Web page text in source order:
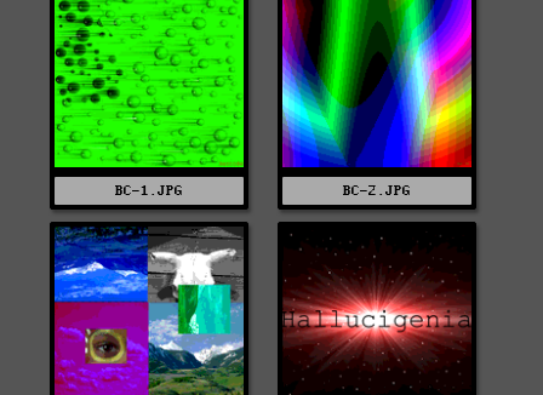
BC-1.JPG BC-2.JPG